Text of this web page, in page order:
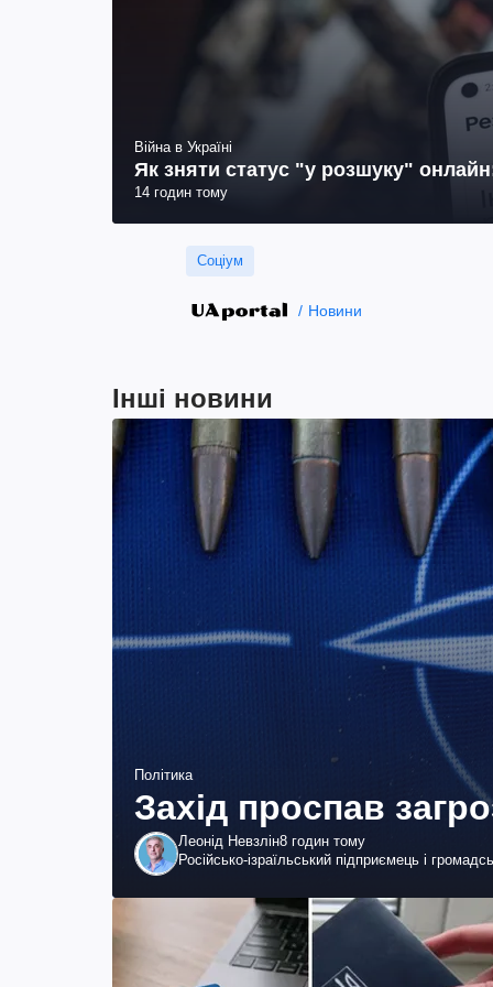
Війна в Україні
Як зняти статус "у розшуку"
14 годин тому
Соціум
Новини
Інші новини
Політика
Захід проспав
Леонід Невзлін8 годин тому
Російсько-ізраїльський підприємець і